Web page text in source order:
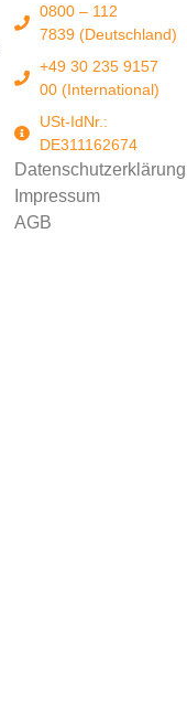
0800 – 112
7839 (Deutschland)
+49 30 235 9157
00 (International)
USt-IdNr.:
DE311162674
Datenschutzerklärung
Impressum
AGB